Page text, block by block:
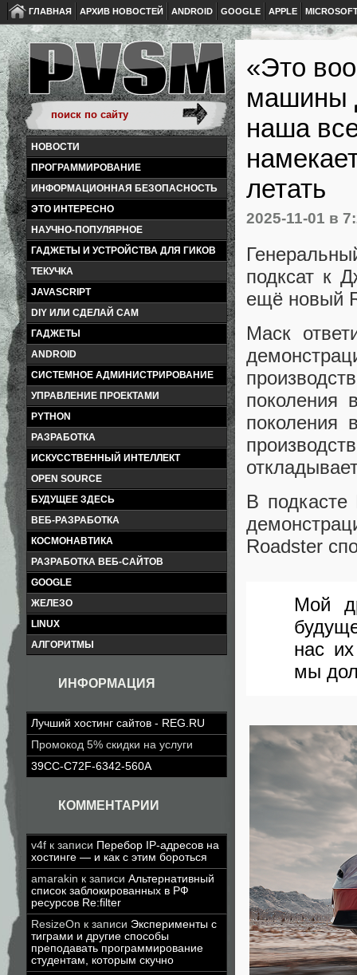
ГЛАВНАЯ АРХИВ НОВОСТЕЙ ANDROID GOOGLE APPLE
НОВОСТИ
ПРОГРАММИРОВАНИЕ
ИНФОРМАЦИОННАЯ БЕЗОПАСНОСТЬ
ЭТО ИНТЕРЕСНО
НАУЧНО-ПОПУЛЯРНОЕ
ГАДЖЕТЫ И УСТРОЙСТВА ДЛЯ ГИКОВ
ТЕКУЧКА
JAVASCRIPT
DIY ИЛИ СДЕЛАЙ САМ
ГАДЖЕТЫ
ANDROID
СИСТЕМНОЕ АДМИНИСТРИРОВАНИЕ
УПРАВЛЕНИЕ ПРОЕКТАМИ
PYTHON
РАЗРАБОТКА
ИСКУССТВЕННЫЙ ИНТЕЛЛЕКТ
OPEN SOURCE
БУДУЩЕЕ ЗДЕСЬ
ВЕБ-РАЗРАБОТКА
КОСМОНАВТИКА
РАЗРАБОТКА ВЕБ-САЙТОВ
GOOGLE
ЖЕЛЕЗО
LINUX
АЛГОРИТМЫ
ИНФОРМАЦИЯ
Лучший хостинг сайтов - REG.RU
Промокод 5% скидки на услуги
39CC-C72F-6342-560A
КОММЕНТАРИИ
v4f к записи Перебор IP-адресов на
хостинге — и как с этим бороться
amarakin к записи Альтернативный
список заблокированных в РФ
ресурсов Re:filter
ResizeOn к записи Эксперименты с
тиграми и другие способы
преподавать программирование
студентам, которым скучно
«Это
машины
наша
летать
2025-11-01 в
подксат к
ещё новый
Маск
поколения
поколения
В
Roadster
Мой
нас
мы